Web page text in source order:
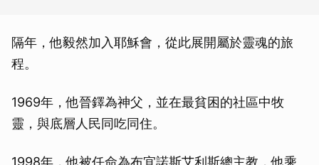
隔年，他毅然加入耶穌會，從此展開屬於靈魂的旅
程。
1969年，他晉鐸為神父，並在最貧困的社區中牧
靈，與底層人民同吃同住。
1998年，他被任命為布宜諾斯艾利斯總主教，他乘